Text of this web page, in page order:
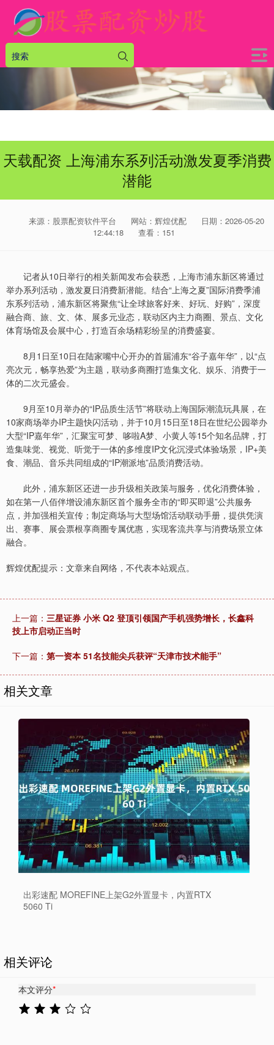
天载配资 上海浦东系列活动激发夏季消费
潜能
来源：股票配资软件平台 网站：辉煌优配
日期：2026-05-20
12:44:18
查看：151
记者从10日举行的相关新闻发布会获悉，上海市浦东新区将通过
举办系列活动，激发夏日消费新潜能。结合“上海之夏”国际消费季浦
东系列活动，浦东新区将聚焦“让全球旅客好来、好玩、好购”，深度
融合商、旅、文、体、展多元业态，联动区内主力商圈、景点、文化
体育场馆及会展中心，打造百余场精彩纷呈的消费盛宴。
8月1日至10日在陆家嘴中心开办的首届浦东“谷子嘉年华”，以“点
亮次元，畅享热爱”为主题，联动多商圈打造集文化、娱乐、消费于一
体的二次元盛会。
9月至10月举办的“IP品质生活节”将联动上海国际潮流玩具展，在
10家商场举办IP主题快闪活动，并于10月15日至18日在世纪公园举办
大型“IP嘉年华”，汇聚宝可梦、哆啦A梦、小黄人等15个知名品牌，打
造集味觉、视觉、听觉于一体的多维度IP文化沉浸式体验场景，IP+美
食、潮品、音乐共同组成的“IP潮派地”品质消费活动。
此外，浦东新区还进一步升级相关政策与服务，优化消费体验，
如在第一八佰伴增设浦东新区首个服务全市的“即买即退”公共服务
点，并加强相关宣传；制定商场与大型场馆活动联动手册，提供凭演
出、赛事、展会票根享商圈专属优惠，实现客流共享与消费场景立体
融合。
辉煌优配提示：文章来自网络，不代表本站观点。
上一篇： 三星证券 小米 Q2 登顶引领国产手机强势增长，长鑫科
技上市启动正当时
下一篇： 第一资本 51名技能尖兵获评“天津市技术能手”
相关文章
出彩速配 MOREFINE上架G2外置显卡，内置RTX
5060 Ti
相关评论
本文评分*